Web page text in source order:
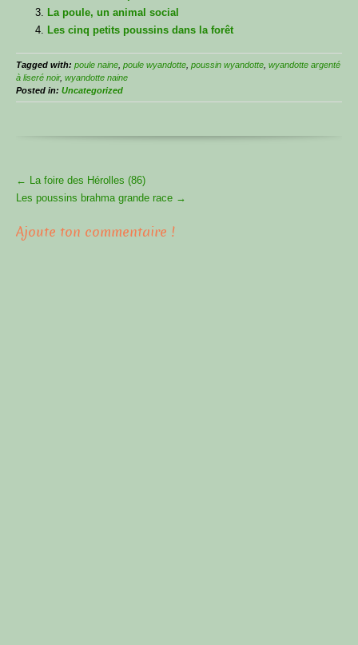
La poule, un animal social
Les cinq petits poussins dans la forêt
Tagged with: poule naine poule wyandotte poussin wyandotte wyandotte argenté
à liseré noir, wyandotte naine
Posted in: Uncategorized
More
Articles
← La foire des Hérolles (86)
Les poussins brahma grande race →
Ajoute ton commentaire !